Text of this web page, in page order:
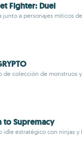
Fighter: Duel
junto a personajes míticos
de colección de monstruos
to Supremacy
idle estratégico con ninjas y